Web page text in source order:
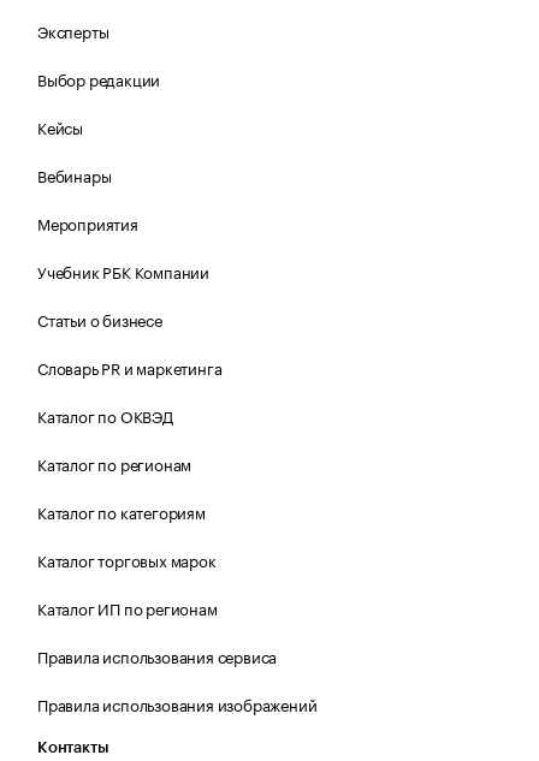
Эксперты
Выбор редакции
Кейсы
Вебинары
Мероприятия
Учебник РБК Компании
Статьи о бизнесе
Словарь PR и маркетинга
Каталог по ОКВЭД
Каталог по регионам
Каталог по категориям
Каталог торговых марок
Каталог ИП по регионам
Правила использования сервиса
Правила использования изображений
Контакты